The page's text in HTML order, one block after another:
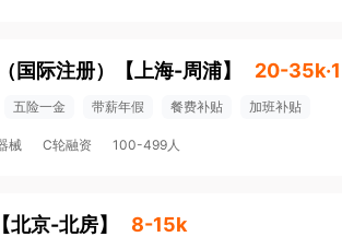
国际注册） 【 上海-周浦】 20-
五险一金 带薪年假 餐费补贴 加班补贴
械 C轮融资 100-499人
【北京-北房】 8-15k